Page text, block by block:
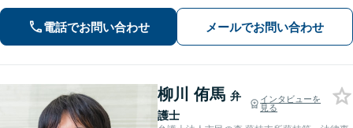
す。地域密着型の法律事務所
電話でお問い合わせ メールでお問い合わせ
柳川 侑馬 弁
護士
インタビューを
見る